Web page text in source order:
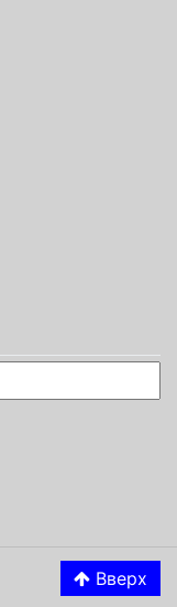
Вверх